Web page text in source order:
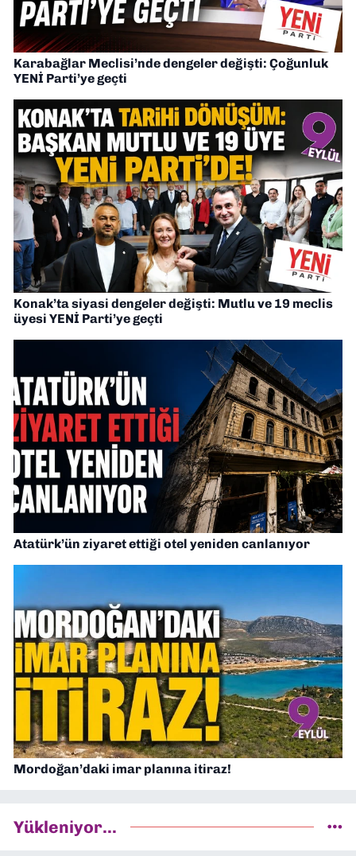
Karabağlar Meclisi’nde dengeler değişti: Çoğunluk
YENİ Parti’ye geçti
Konak’ta siyasi dengeler değişti: Mutlu ve 19 meclis
üyesi YENİ Parti’ye geçti
Atatürk’ün ziyaret ettiği otel yeniden canlanıyor
Mordoğan’daki imar planına itiraz!
Yükleniyor...